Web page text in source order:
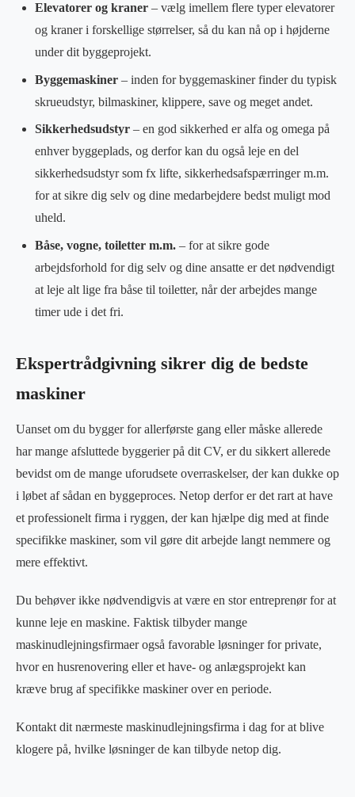
Elevatorer og kraner – vælg imellem flere typer elevatorer
og kraner i forskellige størrelser, så du kan nå op i højderne
under dit byggeprojekt.
Byggemaskiner – inden for byggemaskiner finder du typisk
skrueudstyr, bilmaskiner, klippere, save og meget andet.
Sikkerhedsudstyr – en god sikkerhed er alfa og omega på
enhver byggeplads, og derfor kan du også leje en del
sikkerhedsudstyr som fx lifte, sikkerhedsafspærringer m.m.
for at sikre dig selv og dine medarbejdere bedst muligt mod
uheld.
Båse, vogne, toiletter m.m. – for at sikre gode
arbejdsforhold for dig selv og dine ansatte er det nødvendigt
at leje alt lige fra båse til toiletter, når der arbejdes mange
timer ude i det fri.
Ekspertrådgivning sikrer dig de bedste
maskiner
Uanset om du bygger for allerførste gang eller måske allerede
har mange afsluttede byggerier på dit CV, er du sikkert allerede
bevidst om de mange uforudsete overraskelser, der kan dukke op
i løbet af sådan en byggeproces. Netop derfor er det rart at have
et professionelt firma i ryggen, der kan hjælpe dig med at finde
specifikke maskiner, som vil gøre dit arbejde langt nemmere og
mere effektivt.
Du behøver ikke nødvendigvis at være en stor entreprenør for at
kunne leje en maskine. Faktisk tilbyder mange
maskinudlejningsfirmaer også favorable løsninger for private,
hvor en husrenovering eller et have- og anlægsprojekt kan
kræve brug af specifikke maskiner over en periode.
Kontakt dit nærmeste maskinudlejningsfirma i dag for at blive
klogere på, hvilke løsninger de kan tilbyde netop dig.